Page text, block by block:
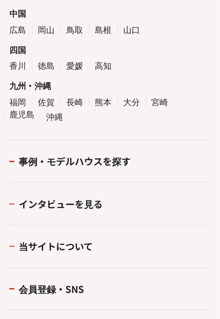
中国
広島
岡山 鳥取 島根
山口
四国
香川
徳島 愛媛
高知
九州・沖縄
福岡
佐賀 長崎 熊本 大分
宮崎
鹿児島
沖縄
事例・モデルハウスを探す
インタビューを見る
当サイトについて
会員登録・SNS